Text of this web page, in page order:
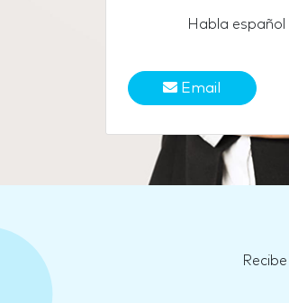
Habla español
Email